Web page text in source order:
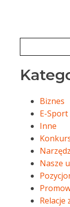
Biznes
E-Sport
Inne
Nasze
Relacje